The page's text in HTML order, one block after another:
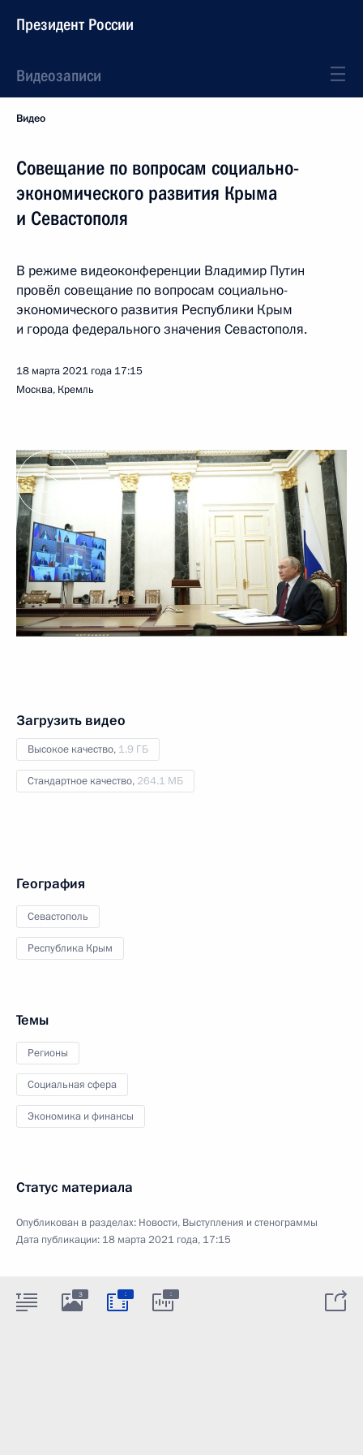
Президент России
Видеозаписи
Видео
Совещание по вопросам социально-
экономического развития Крыма
и Севастополя
В режиме видеоконференции Владимир Путин
провёл совещание по вопросам социально-
экономического развития Республики Крым
и города федерального значения Севастополя.
18 марта 2021 года 17:15
Москва, Кремль
Загрузить видео
Высокое качество, 1.9 ГБ
Стандартное качество, 264.1 МБ
География
Севастополь
Республика Крым
Темы
Регионы
Социальная сфера
Экономика и финансы
Статус материала
Опубликован в разделах: Новости, Выступления и стенограммы
Дата публикации: 18 марта 2021 года, 17:15
3 : :